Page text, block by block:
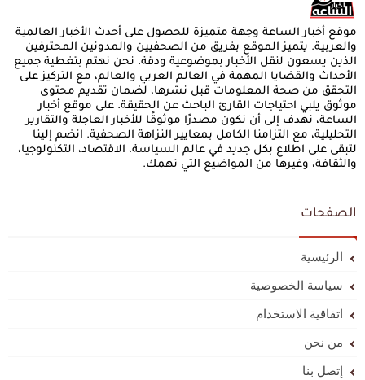
موقع أخبار الساعة وجهة متميزة للحصول على أحدث الأخبار العالمية
والعربية. يتميز الموقع بفريق من الصحفيين والمدونين المحترفين
الذين يسعون لنقل الأخبار بموضوعية ودقة. نحن نهتم بتغطية جميع
الأحداث والقضايا المهمة في العالم العربي والعالم، مع التركيز على
التحقق من صحة المعلومات قبل نشرها، لضمان تقديم محتوى
موثوق يلبي احتياجات القارئ الباحث عن الحقيقة. على موقع أخبار
الساعة، نهدف إلى أن نكون مصدرًا موثوقًا للأخبار العاجلة والتقارير
التحليلية، مع التزامنا الكامل بمعايير النزاهة الصحفية. انضم إلينا
لتبقى على اطلاع بكل جديد في عالم السياسة، الاقتصاد، التكنولوجيا،
والثقافة، وغيرها من المواضيع التي تهمك.
الصفحات
الرئيسية
سياسة الخصوصية
اتفاقية الاستخدام
من نحن
إتصل بنا